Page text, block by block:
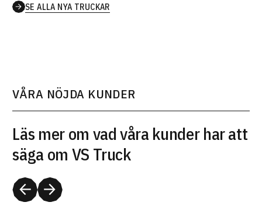
SE ALLA NYA TRUCKAR
VÅRA NÖJDA KUNDER
Läs mer om vad våra kunder har att
säga om VS Truck